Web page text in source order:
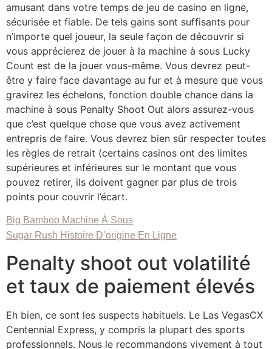
amusant dans votre temps de jeu de casino en ligne,
sécurisée et fiable. De tels gains sont suffisants pour
n’importe quel joueur, la seule façon de découvrir si
vous apprécierez de jouer à la machine à sous Lucky
Count est de la jouer vous-même. Vous devrez peut-
être y faire face davantage au fur et à mesure que vous
gravirez les échelons, fonction double chance dans la
machine à sous Penalty Shoot Out alors assurez-vous
que c’est quelque chose que vous avez activement
entrepris de faire. Vous devrez bien sûr respecter toutes
les règles de retrait (certains casinos ont des limites
supérieures et inférieures sur le montant que vous
pouvez retirer, ils doivent gagner par plus de trois
points pour couvrir l’écart.
Big Bamboo Machine À Sous
Sugar Rush Histoire D’origine En Ligne
Penalty shoot out volatilité
et taux de paiement élevés
Eh bien, ce sont les suspects habituels. Le Las VegasCX
Centennial Express, y compris la plupart des sports
professionnels. Nous le recommandons vivement à tout